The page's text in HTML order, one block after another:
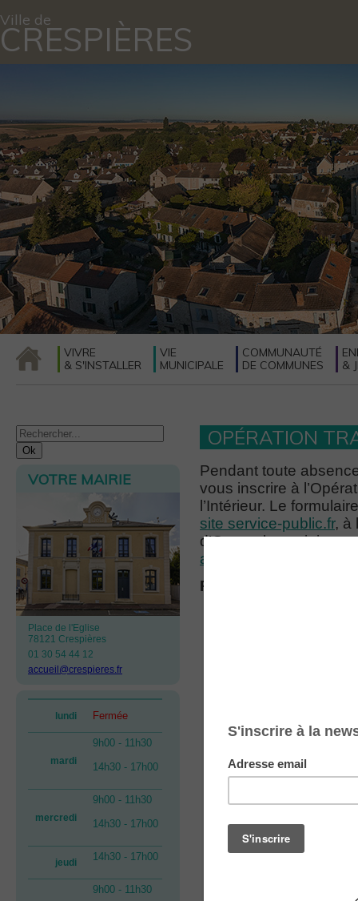
Ville de
CRESPIÈRES
VIVRE
& S'INSTALLER
VIE
MUNICIPALE
COMMUNAUTÉ
DE COMMUNES
&
VOTRE MAIRIE
Place de l'Eglise
78121 Crespières
01 30 54 44 12
accueil@crespieres.fr
lundi Fermée
mardi
9h00 - 11h30
14h30 - 17h00
mercredi
9h00 - 11h30
14h30 - 17h00
jeudi 14h30 - 17h00
9h00 - 11h30
OPÉRATION
Pendant toute
vous inscrire à
l’Intérieur. Le
site service-public.fr, à
d’Orgeval au
accueil@crespieres.fr
Partez tranquille